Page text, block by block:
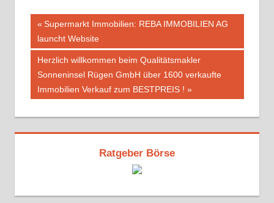
Beitragsnavigation
Vorheriger
Beitrag:
Supermarkt Immobilien: REBA IMMOBILIEN AG
launcht Website
Nächster
Beitrag:
Herzlich willkommen beim Qualitätsmakler
Sonneninsel Rügen GmbH über 1600 verkaufte
Immobilien Verkauf zum BESTPREIS !
Ratgeber Börse